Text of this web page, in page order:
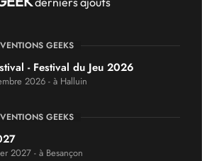
GEEKS
- Festival du Jeu 2026
2026 - à Halluin
GEEKS
2027 - à Besançon